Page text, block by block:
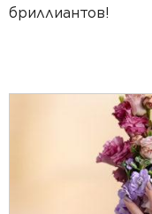
бриллиантов!